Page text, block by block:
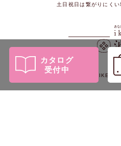
カタログ
受付中
土日祝日は繋がりにくい
© 2026